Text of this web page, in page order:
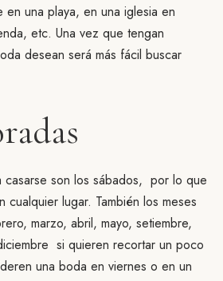
en una playa, en una iglesia en
etc. Una vez que tengan
desean será más fácil buscar
casarse son los sábados, por lo que
cualquier lugar. También los meses
marzo, abril, mayo, setiembre,
si quieren recortar un poco
una boda en viernes o en un